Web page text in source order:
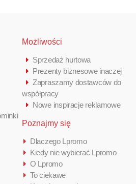
Możliwości
Sprzedaż hurtowa
Prezenty biznesowe inaczej
Zapraszamy dostawców do
współpracy
Nowe inspiracje reklamowe
Poznajmy się
Dlaczego Lpromo
Kiedy nie wybierać Lpromo
O Lpromo
To ciekawe